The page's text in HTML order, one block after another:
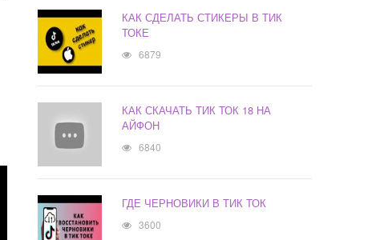
КАК СДЕЛАТЬ СТИКЕРЫ В ТИК
ТОКЕ
6879
КАК СКАЧАТЬ ТИК ТОК 18 НА
АЙФОН
6840
ГДЕ ЧЕРНОВИКИ В ТИК ТОК
3600